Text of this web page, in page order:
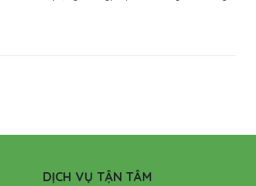
DỊCH VỤ TẬN TÂM